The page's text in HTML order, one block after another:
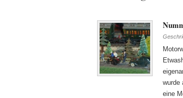
wurde
eine